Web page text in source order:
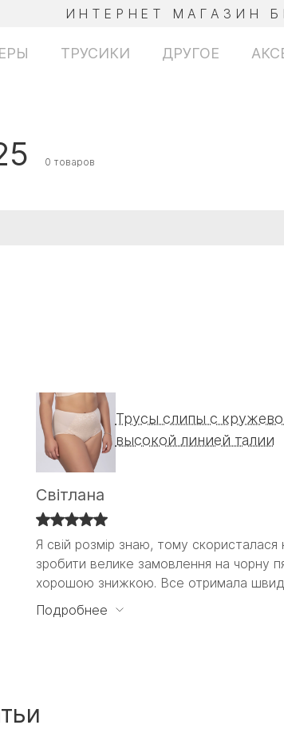
ИНТЕРНЕТ МАГАЗИН
ТРУСИКИ ДРУГОЕ
0 товаров
Трусы слипы с
высокой линией талии
Світлана
Я свій розмір знаю, тому
зробити велике замовлення на чорну
хорошою знижкою. Все отримала
Я свій розмір знаю, тому
зробити велике замовлення на чорну
хорошою знижкою. Все отримала
задоволена своїм вибором. Вперше
пробу трикотажні трусики з високою
Подробнее